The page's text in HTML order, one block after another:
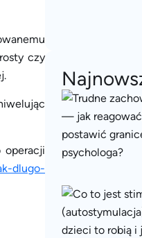
czy
operacji
dlugo-